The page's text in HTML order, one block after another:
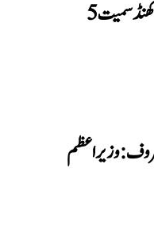
گلیشیئر جھیلوں کے رقبے میں تیزی سے اضافہ، اتراکھنڈ سمیت 5
وزیر اعظم